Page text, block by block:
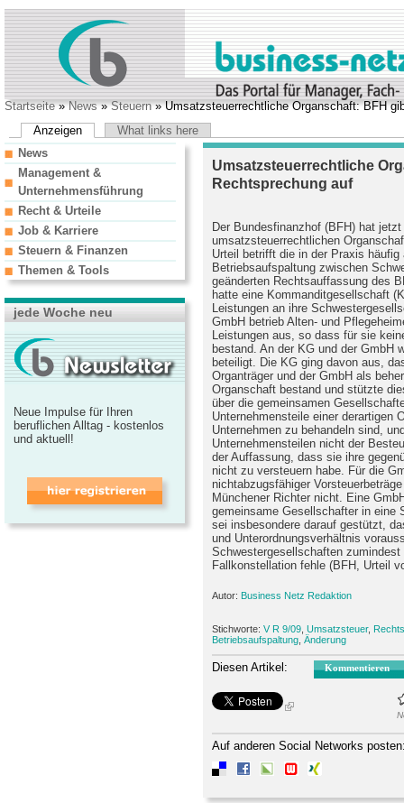
Startseite»News»Steuern» Umsatzsteuerrechtliche Organschaft: BFH
Anzeigen
What links here
Umsatzsteuerrechtliche
Rechtsprechung auf
Der Bundesfinanzhof (BFH) hat
umsatzsteuerrechtlichen
Urteil betrifft die in der Praxis
Betriebsaufspaltung zwischen
geänderten Rechtsauffassung des
hatte eine Kommanditgesellschaft
Leistungen an ihre
GmbH betrieb Alten- und
Leistungen aus, so dass für sie
bestand. An der KG und der GmbH
beteiligt. Die KG ging davon aus,
Organträger und der GmbH als
Organschaft bestand und stützte
über die gemeinsamen
Unternehmensteile einer derartigen
Unternehmen zu behandeln sind,
Unternehmensteilen nicht der
der Auffassung, dass sie ihre
nicht zu versteuern habe. Für die
nichtabzugsfähiger
Münchener Richter nicht. Eine
gemeinsame Gesellschafter in eine
sei insbesondere darauf gestützt,
und Unterordnungsverhältnis
Schwestergesellschaften
Fallkonstellation fehle (BFH, Urteil
Autor: Business Netz Redaktion
Stichworte: V R 9/09 Umsatzsteuer,
Betriebsaufspaltung Änderung
Diesen Artikel: Kommentieren
Auf anderen Social Networks
News
Management &
Unternehmensführung
Recht & Urteile
Job & Karriere
Steuern & Finanzen
Themen & Tools
jede Woche neu
Neue Impulse für Ihren
beruflichen Alltag - kostenlos
und aktuell!